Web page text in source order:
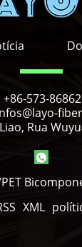
+86-573-
Rua
XML